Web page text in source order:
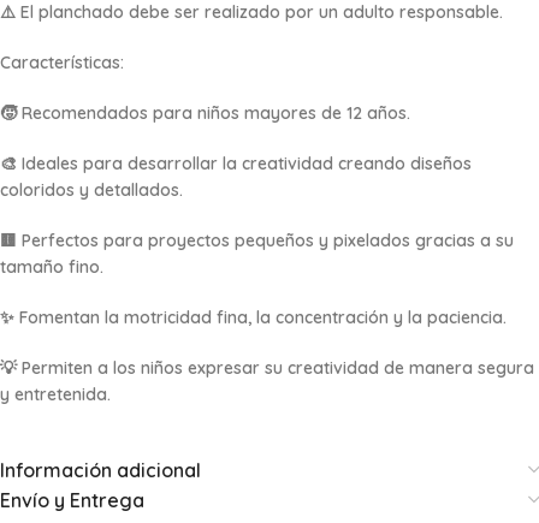
⚠️ El planchado debe ser realizado por un adulto responsable.
Características:
🧒 Recomendados para niños mayores de 12 años.
🎨 Ideales para desarrollar la creatividad creando diseños
coloridos y detallados.
🟨 Perfectos para proyectos pequeños y pixelados gracias a su
tamaño fino.
✨ Fomentan la motricidad fina, la concentración y la paciencia.
💡 Permiten a los niños expresar su creatividad de manera segura
y entretenida.
Información adicional
Envío y Entrega